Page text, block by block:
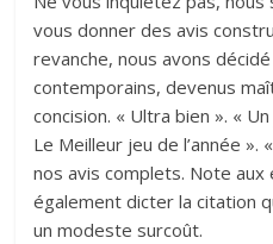
vous donner des avis
revanche, nous avons
contemporains, devenus
concision. « Ultra bien ». «
Le Meilleur jeu de l’année
nos avis complets. Note
également dicter la citation
un modeste surcoût.